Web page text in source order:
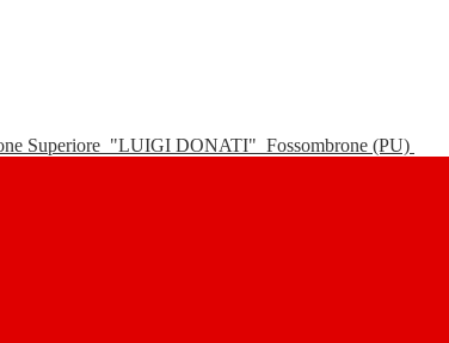
Superiore "LUIGI DONATI" Fossombrone (PU)